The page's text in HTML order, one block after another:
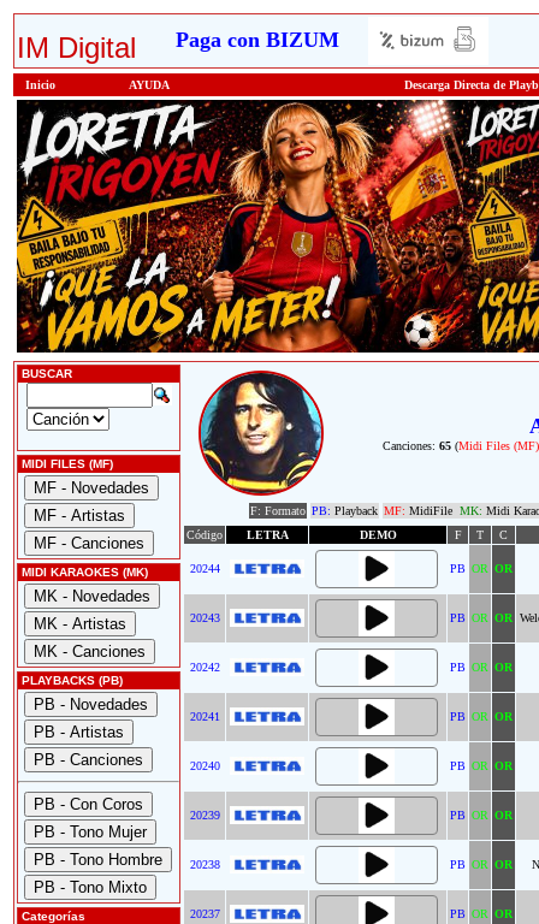
IM Digital Paga con BIZUM
Inicio AYUDA Descarga Directa de
BUSCAR
MIDI FILES (MF)
MIDI KARAOKES (MK)
PLAYBACKS (PB)
Categorías
Canciones: 65 (Midi Files
F: Formato PB: Playback MF: MidiFile MK: Midi
Código
LETRA DEMO F T C
20244 PB OR OR
20243 PB OR OR
20242 PB OR OR
20241 PB OR OR
20240 PB OR OR
20239 PB OR OR
20238 PB OR OR
20237 PB OR OR